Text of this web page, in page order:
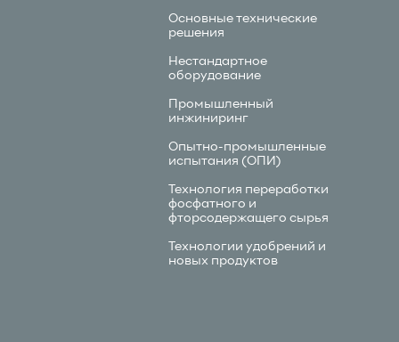
Основные технические
решения
Нестандартное
оборудование
Промышленный
инжиниринг
Опытно-промышленные
испытания (ОПИ)
Технология переработки
фосфатного и
фторсодержащего сырья
Технологии удобрений и
новых продуктов